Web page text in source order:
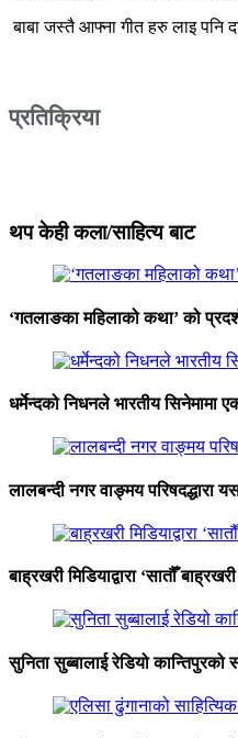
बाबा जस्तै आफ्ना गीत हरु लाइ पनि
प्रतिक्रिया
थप केही कला/साहित्य बाट
‘गतलाङका महिलाको कथा’ को
धर्मेन्दको निधनले भारतीय सिनेमामा
लालबन्दी नगर वाङ्मय परिषदद्धारा
बाह्रखरी मिडियाद्वारा ‘सातौँ
सुनिता सुब्बालाई रेडियो कान्तिपुरको